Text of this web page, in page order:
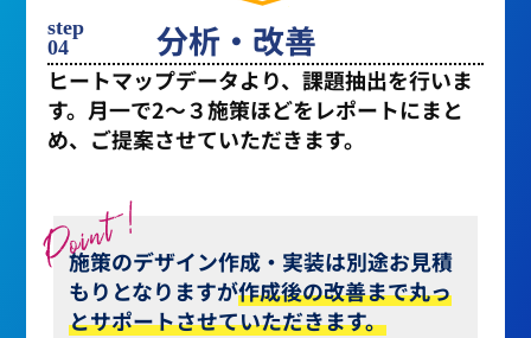
step
04
分析・改善
ヒートマップデータより、課題抽出を行いま
す。月一で2〜３施策ほどをレポートにまと
め、ご提案させていただきます。
施策のデザイン作成・実装は別途お見積
もりとなりますが作成後の改善まで丸っ
とサポートさせていただきます。